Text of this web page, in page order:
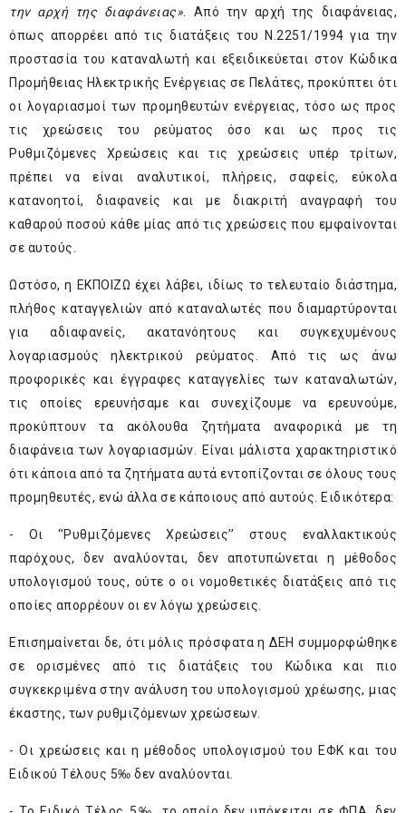
την αρχή της διαφάνειας». Από την αρχή της διαφάνειας,
όπως απορρέει από τις διατάξεις του Ν.2251/1994 για την
προστασία του καταναλωτή και εξειδικεύεται στον Κώδικα
Προμήθειας Ηλεκτρικής Ενέργειας σε Πελάτες, προκύπτει ότι
οι λογαριασμοί των προμηθευτών ενέργειας, τόσο ως προς
τις χρεώσεις του ρεύματος όσο και ως προς τις
Ρυθμιζόμενες Χρεώσεις και τις χρεώσεις υπέρ τρίτων,
πρέπει να είναι αναλυτικοί, πλήρεις, σαφείς, εύκολα
κατανοητοί, διαφανείς και με διακριτή αναγραφή του
καθαρού ποσού κάθε μίας από τις χρεώσεις που εμφαίνονται
σε αυτούς.
Ωστόσο, η ΕΚΠΟΙΖΩ έχει λάβει, ιδίως το τελευταίο διάστημα,
πλήθος καταγγελιών από καταναλωτές που διαμαρτύρονται
για αδιαφανείς, ακατανόητους και συγκεχυμένους
λογαριασμούς ηλεκτρικού ρεύματος. Από τις ως άνω
προφορικές και έγγραφες καταγγελίες των καταναλωτών,
τις οποίες ερευνήσαμε και συνεχίζουμε να ερευνούμε,
προκύπτουν τα ακόλουθα ζητήματα αναφορικά με τη
διαφάνεια των λογαριασμών. Είναι μάλιστα χαρακτηριστικό
ότι κάποια από τα ζητήματα αυτά εντοπίζονται σε όλους τους
προμηθευτές, ενώ άλλα σε κάποιους από αυτούς. Ειδικότερα:
- Οι ‘’Ρυθμιζόμενες Χρεώσεις’’ στους εναλλακτικούς
παρόχους, δεν αναλύονται, δεν αποτυπώνεται η μέθοδος
υπολογισμού τους, ούτε ο οι νομοθετικές διατάξεις από τις
οποίες απορρέουν οι εν λόγω χρεώσεις.
Επισημαίνεται δε, ότι μόλις πρόσφατα η ΔΕΗ συμμορφώθηκε
σε ορισμένες από τις διατάξεις του Κώδικα και πιο
συγκεκριμένα στην ανάλυση του υπολογισμού χρέωσης, μιας
έκαστης, των ρυθμιζόμενων χρεώσεων.
- Οι χρεώσεις και η μέθοδος υπολογισμού του ΕΦΚ και του
Ειδικού Τέλους 5‰ δεν αναλύονται.